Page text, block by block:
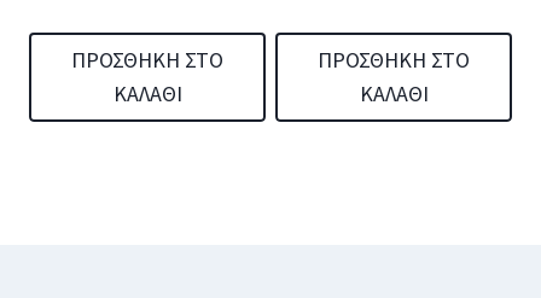
ΠΡΟΣΘΉΚΗ ΣΤΟ
ΚΑΛΆΘΙ
ΠΡΟΣΘΉΚΗ ΣΤΟ
ΚΑΛΆΘΙ